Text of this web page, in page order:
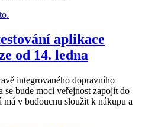
aplikace
od 14. ledna
integrovaného dopravního
bude moci veřejnost zapojit do
v budoucnu sloužit k nákupu a